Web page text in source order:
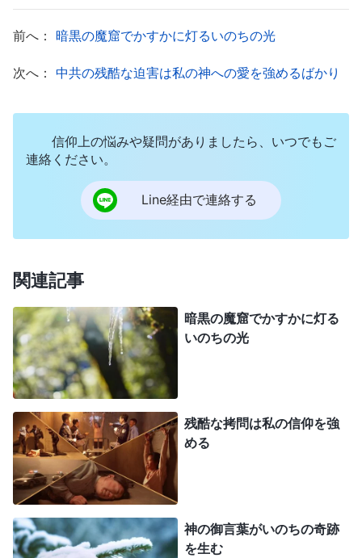
に現れました。
そうなればあなたは依然として恐れを抱いて
サタンの思いに満たされているのではないか。」
「勝利者とは何か。
ば、勇敢であってわたしを信頼し、霊的に強くなけ
ればならない。戦士になるために戦い、決死の覚悟
と働き』「キリストの初めの言葉、第十二章」〔『言葉』
神の御言葉の啓きにより、慌てふためいた心が
次第に落ち着き、自分の恐怖の原因がサタンにある
と気づくことができ、思いました。「サタンが私の
肉体を拷問したいのは、私がその横暴に屈するよう
にするため。サタンの陰謀にはまってはいけない。
どんなことがあっても、神様がひそかに一緒にい
て、見守ってくださっていると信じよう。どんなと
きも神様は私の頼もしい後ろ盾で、永遠の支え。今
は霊の戦いの正念場で、この時こそ神様を証ししな
前へ： 暗黒の魔窟でかすかに灯るいのちの光
次へ： 中共の残酷な迫害は私の神への愛を強めるばかり
信仰上の悩みや疑問がありましたら、いつでもご
連絡ください。
Line経由で連絡する
関連記事
暗黒の魔窟でかすかに灯る
いのちの光
残酷な拷問は私の信仰を強
める
神の御言葉がいのちの奇跡
を生む